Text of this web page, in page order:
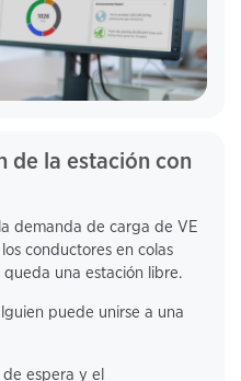
de la estación con
demanda de carga de VE
conductores en colas
una estación libre.
puede unirse a una
de espera y el